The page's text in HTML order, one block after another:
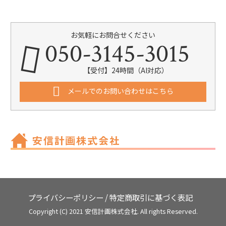
お気軽にお問合せください
050-3145-3015
【受付】24時間（AI対応）
メールでのお問い合わせはこちら
プライバシーポリシー /特定商取引に基づく表記
Copyright (C) 2021 安信計画株式会社. All rights Reserved.